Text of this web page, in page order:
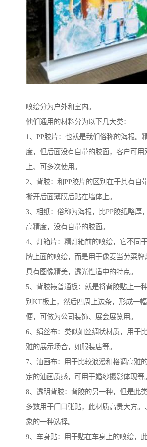
喷绘分为户外和室内。
他们通用的材料分为以下几大类：
1、PP胶片：也就是我们俗称的海报。
度，但后面没有自带的胶面，客户可用
上、可多次使用。
2、背胶：和PP胶片的区别在于其有自
撕开后面薄膜后贴在墙体上。
3、相纸：俗称为海报，比PP胶纸略厚
高精度，没有自带的胶面。
4、灯箱片：精灯箱前的喷绘，它不同
牌上面的喷绘，而是用于像麦当劳菜牌
具有图像精美，透光性适中的特点。
5、背胶裱普通板：就是将背胶贴上一
别KT板上，然后四周上边条，形成一
便，可做为公司装饰、展会展览用。
6、绢丝布：类似如丝绸状材质，用于
雅的展示场合，如服装店等。
7、油画布：用于比较浪漫和格调高雅
定的油画质感，可用于婚纱摄影体现等。
8、透明背胶：背胶的另一种，但是此
多数用于门口张贴，此材质高贵大方。
象的一种选择。
9、车身贴：用于贴在车身上的喷绘，